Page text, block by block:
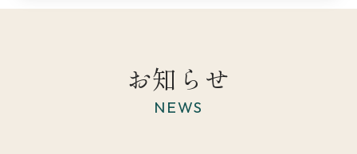
お知らせ
NEWS